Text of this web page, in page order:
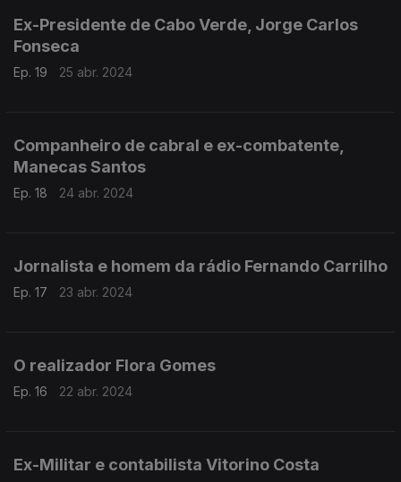
Ex-Presidente de Cabo Verde, Jorge Carlos
Fonseca
Ep. 19 25 abr. 2024
Companheiro de cabral e ex-combatente,
Manecas Santos
Ep. 18 24 abr. 2024
Jornalista e homem da rádio Fernando Carrilho
Ep. 17 23 abr. 2024
O realizador Flora Gomes
Ep. 16 22 abr. 2024
Ex-Militar e contabilista Vitorino Costa